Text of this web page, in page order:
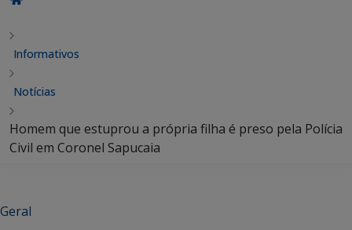
Informativos
Notícias
Homem que estuprou a própria filha é preso pela Polícia
Civil em Coronel Sapucaia
Geral